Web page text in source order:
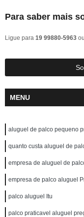
Para saber mais
Ligue para 19 99880-5963 ou
MENU
aluguel de palco pequeno
quanto custa aluguel de
empresa de aluguel de
empresa de palco aluguel
palco aluguel Itu
palco praticavel aluguel